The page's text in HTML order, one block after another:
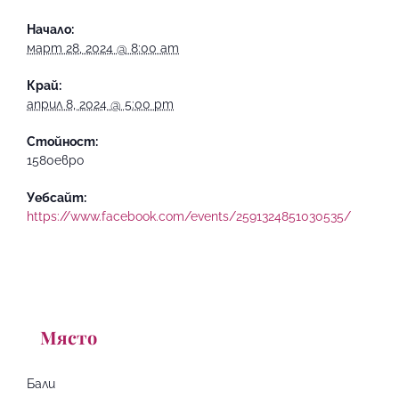
Начало:
март 28, 2024 @ 8:00 am
Край:
април 8, 2024 @ 5:00 pm
Стойност:
1580евро
Уебсайт:
https://www.facebook.com/events/2591324851030535/
Място
Бали